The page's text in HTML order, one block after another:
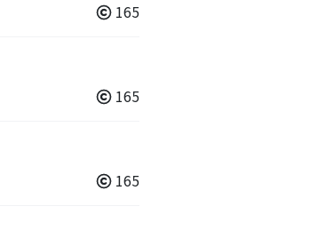
165
165
165